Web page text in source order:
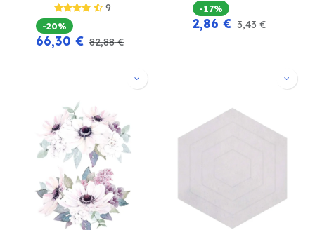
9
-20%
66,30 € 82,88€
-17%
2,86 € 3,43€